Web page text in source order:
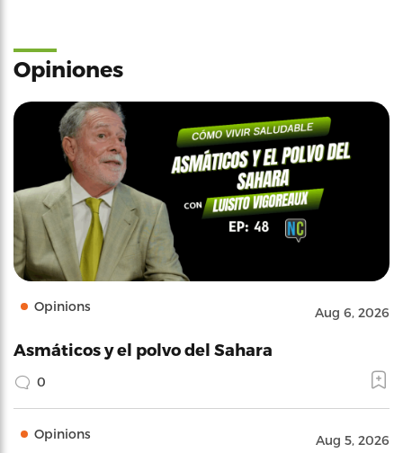
Opiniones
Opinions Aug 6, 2026
Asmáticos y el polvo del Sahara
0
Opinions Aug 5, 2026